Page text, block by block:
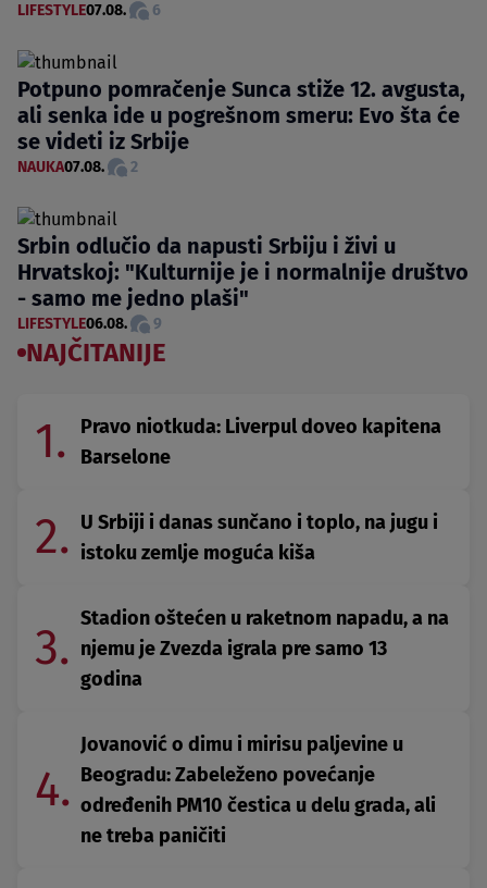
LIFESTYLE07.08. 6
Potpuno pomračenje Sunca stiže 12. avgusta,
ali senka ide u pogrešnom smeru: Evo šta će
se videti iz Srbije
NAUKA07.08. 2
Srbin odlučio da napusti Srbiju i živi u
Hrvatskoj: "Kulturnije je i normalnije društvo
- samo me jedno plaši"
LIFESTYLE06.08. 9
NAJČITANIJE
1.
Pravo niotkuda: Liverpul doveo kapitena
Barselone
2. U Srbiji i danas sunčano i toplo, na jugu i
istoku zemlje moguća kiša
3.
Stadion oštećen u raketnom napadu, a na
njemu je Zvezda igrala pre samo 13
godina
4.
Jovanović o dimu i mirisu paljevine u
Beogradu: Zabeleženo povećanje
određenih PM10 čestica u delu grada, ali
ne treba paničiti